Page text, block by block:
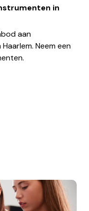
in
aan
Neem een